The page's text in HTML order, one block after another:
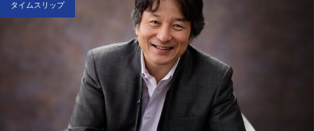
タイムスリップ